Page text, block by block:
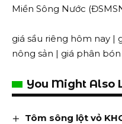
Miền Sông Nước
giá sầu riêng hôm nay |
nông sản | giá phân
You Might Also
Tôm sông lột vỏ